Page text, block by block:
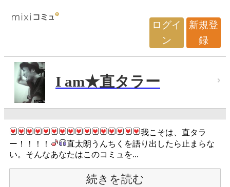
ログイ
ン
新規登
録
I am★直タラー
我こそは、直タラ
ー！！！！
直太朗うんちくを語り出したら止まらな
い。そんなあなたはこのコミュを...
続きを読む